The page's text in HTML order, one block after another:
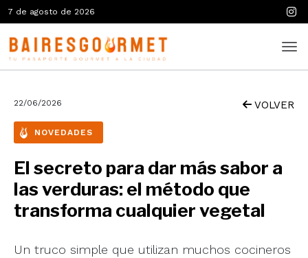
7 de agosto de 2026
22/06/2026 VOLVER
NOVEDADES
El secreto para dar más sabor a
las verduras: el método que
transforma cualquier vegetal
Un truco simple que utilizan muchos cocineros